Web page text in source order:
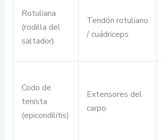
Rotuliana
(rodilla del
saltador)
Tendón rotuliano
/ cuádriceps
Codo de
tenista
(epicondilitis)
Extensores del
carpo